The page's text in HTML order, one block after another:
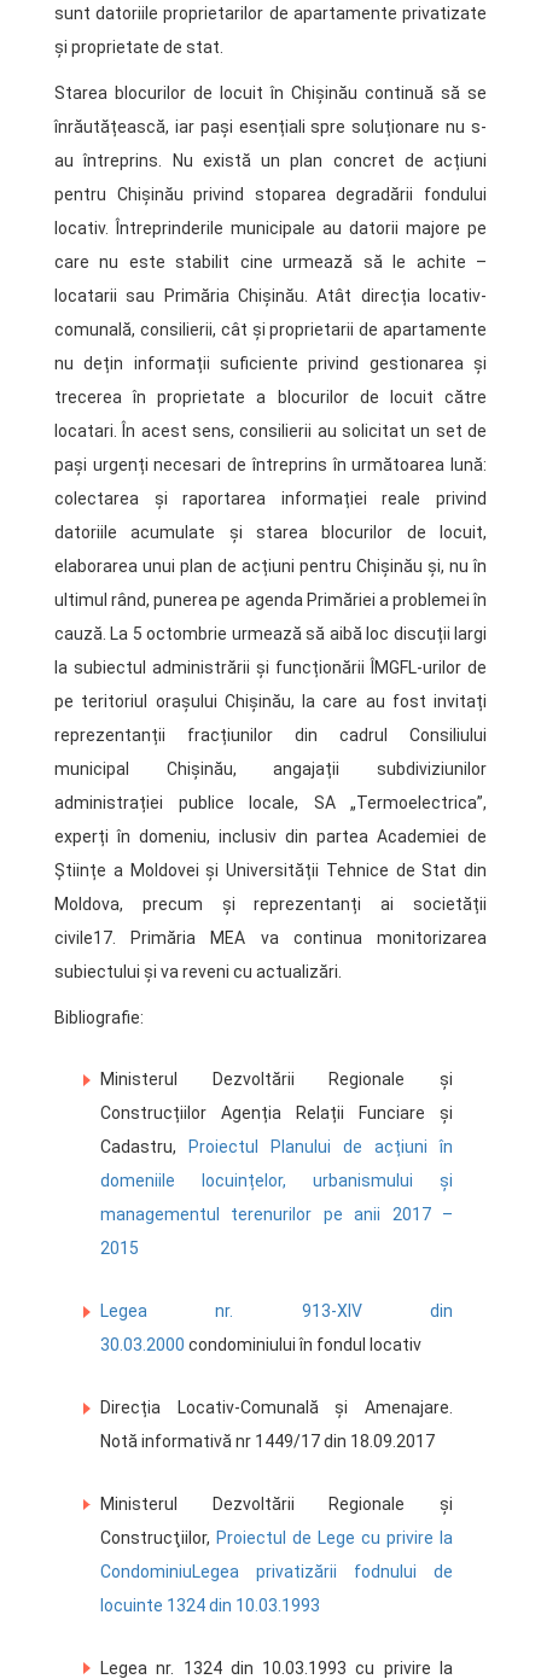
sunt datoriile proprietarilor de apartamente privatizate
și proprietate de stat.
Starea blocurilor de locuit în Chișinău continuă să se
înrăutățească, iar pași esențiali spre soluționare nu s-
au întreprins. Nu există un plan concret de acțiuni
pentru Chișinău privind stoparea degradării fondului
locativ. Întreprinderile municipale au datorii majore pe
care nu este stabilit cine urmează să le achite –
locatarii sau Primăria Chișinău. Atât direcția locativ-
comunală, consilierii, cât și proprietarii de apartamente
nu dețin informații suficiente privind gestionarea și
trecerea în proprietate a blocurilor de locuit către
locatari. În acest sens, consilierii au solicitat un set de
pași urgenți necesari de întreprins în următoarea lună:
colectarea și raportarea informației reale privind
datoriile acumulate și starea blocurilor de locuit,
elaborarea unui plan de acțiuni pentru Chișinău și, nu în
ultimul rând, punerea pe agenda Primăriei a problemei în
cauză. La 5 octombrie urmează să aibă loc discuții largi
la subiectul administrării și funcționării ÎMGFL-urilor de
pe teritoriul orașului Chișinău, la care au fost invitați
reprezentanții fracțiunilor din cadrul Consiliului
municipal Chișinău, angajații subdiviziunilor
administrației publice locale, SA „Termoelectrica”,
experți în domeniu, inclusiv din partea Academiei de
Științe a Moldovei și Universității Tehnice de Stat din
Moldova, precum și reprezentanți ai societății
civile17. Primăria MEA va continua monitorizarea
subiectului și va reveni cu actualizări.
Bibliografie:
Ministerul Dezvoltării Regionale și
Construcțiilor Agenția Relații Funciare și
Cadastru,
Proiectul Planului de acțiuni în
domeniile locuințelor, urbanismului și
managementul terenurilor pe anii 2017 –
2015
Legea nr. 913-XIV din
30.03.2000 condominiului în fondul locativ
Direcția Locativ-Comunală și Amenajare.
Notă informativă nr 1449/17 din 18.09.2017
Ministerul Dezvoltării Regionale și
Construcţiilor, Proiectul de Lege cu privire la
CondominiuLegea privatizării fodnului de
locuinte 1324 din 10.03.1993
Legea nr. 1324 din 10.03.1993 cu privire la